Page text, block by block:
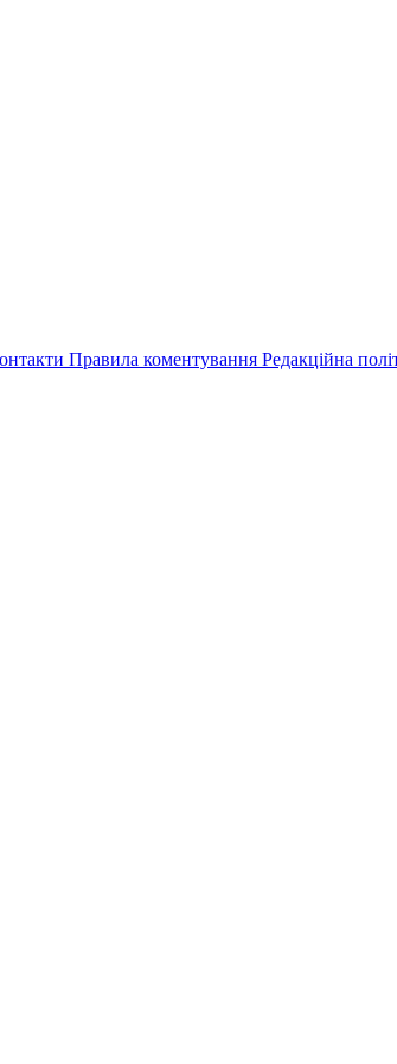
Правила коментування Редакційна